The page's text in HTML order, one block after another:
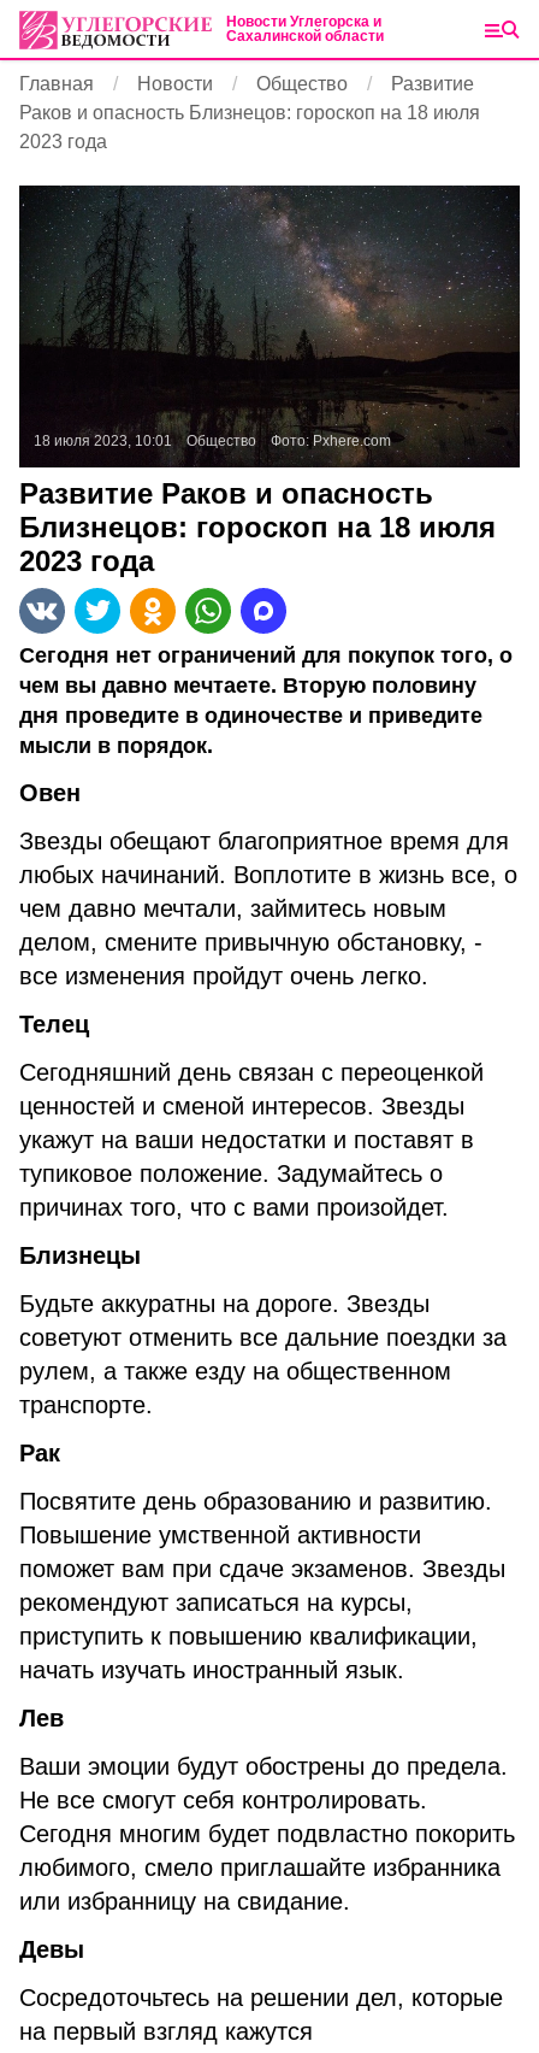
Новости Углегорска и
Сахалинской области
Главная Новости Общество
Развитие
Раков и опасность Близнецов: гороскоп на 18 июля
2023 года
18 июля 2023, 10:01 Общество Фото:Pxhere.com
Развитие Раков и опасность
Близнецов: гороскоп на 18 июля
2023 года
Сегодня нет ограничений для покупок того, о
чем вы давно мечтаете. Вторую половину
дня проведите в одиночестве и приведите
мысли в порядок.
Овен
Звезды обещают благоприятное время для
любых начинаний. Воплотите в жизнь все, о
чем давно мечтали, займитесь новым
делом, смените привычную обстановку, -
все изменения пройдут очень легко.
Телец
Сегодняшний день связан с переоценкой
ценностей и сменой интересов. Звезды
укажут на ваши недостатки и поставят в
тупиковое положение. Задумайтесь о
причинах того, что с вами произойдет.
Близнецы
Будьте аккуратны на дороге. Звезды
советуют отменить все дальние поездки за
рулем, а также езду на общественном
транспорте.
Рак
Посвятите день образованию и развитию.
Повышение умственной активности
поможет вам при сдаче экзаменов. Звезды
рекомендуют записаться на курсы,
приступить к повышению квалификации,
начать изучать иностранный язык.
Лев
Ваши эмоции будут обострены до предела.
Не все смогут себя контролировать.
Сегодня многим будет подвластно покорить
любимого, смело приглашайте избранника
или избранницу на свидание.
Девы
Сосредоточьтесь на решении дел, которые
на первый взгляд кажутся